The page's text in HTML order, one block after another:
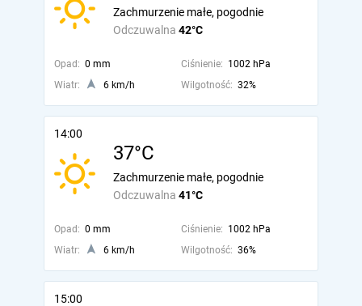
Odczuwalna 42°C
Zachmurzenie małe, pogodnie
Opad: 0 mm Ciśnienie: 1002 hPa
Wiatr:
6 km/h Wilgotność: 32%
14:00
37°C
Odczuwalna 41°C
Zachmurzenie małe, pogodnie
Opad: 0 mm Ciśnienie: 1002 hPa
Wiatr:
6 km/h Wilgotność: 36%
15:00